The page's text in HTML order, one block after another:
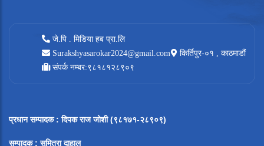
जे.पि . मिडिया हब प्रा.लि
Surakshyasarokar2024@gmail.com
किर्तिपुर-०१ , काठमाडौं
संपर्क नम्बर:९८१८१२८९०९
प्रधान सम्पादक: दिपक राज जोशी (९८१७१-२८९०९)
सम्पादक : सुमित्रा दाहाल